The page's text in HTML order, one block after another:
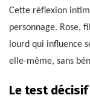
Cette réflexion
personnage. Rose,
lourd qui influence
elle-même, sans
Le test